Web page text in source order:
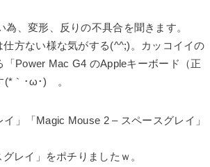
、変形、反りの不具合を聞きます。
方ない様な気がする(^^;)。カッコイイの
Power Mac G4 のAppleキーボード（正
｀･ω･)ゞ。
」「Magic Mouse 2 – スペースグレイ」
レイ」をポチりましたｗ。